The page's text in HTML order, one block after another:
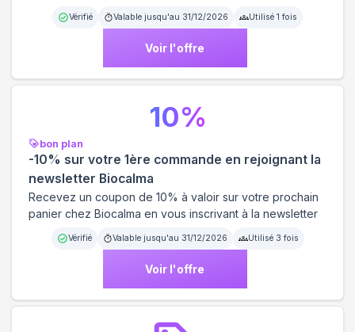
Vérifié Valable jusqu'au 31/12/2026 Utilisé 1 fois
Voir l'offre
bon plan
-10% sur votre 1ère commande en rejoignant la
newsletter Biocalma
Recevez un coupon de 10% à valoir sur votre prochain
panier chez Biocalma en vous inscrivant à la newsletter
Vérifié Valable jusqu'au 31/12/2026 Utilisé 3 fois
Voir l'offre
10%